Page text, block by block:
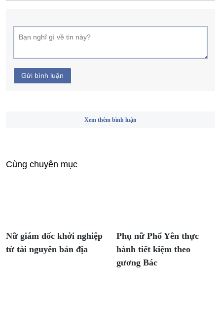
Gửi bình luận
Xem thêm bình luận
Cùng chuyên mục
Nữ giám đốc khởi nghiệp
từ tài nguyên bản địa
Phụ nữ Phổ Yên thực
hành tiết kiệm theo
gương Bác